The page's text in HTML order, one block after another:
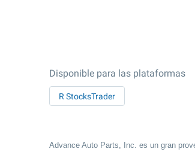
Disponible para las plataformas
R StocksTrader
Advance Auto Parts, Inc. es un gran